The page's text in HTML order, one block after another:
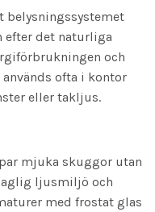
belysningssystemet
efter det naturliga
och
ofta i kontor
eller takljus.
mjuka skuggor utan
ljusmiljö och
med frostat glas